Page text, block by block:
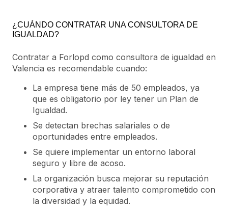
¿CUÁNDO CONTRATAR UNA CONSULTORA DE
IGUALDAD?
Contratar a Forlopd como consultora de igualdad en
Valencia es recomendable cuando:
La empresa tiene más de 50 empleados, ya
que es obligatorio por ley tener un Plan de
Igualdad.
Se detectan brechas salariales o de
oportunidades entre empleados.
Se quiere implementar un entorno laboral
seguro y libre de acoso.
La organización busca mejorar su reputación
corporativa y atraer talento comprometido con
la diversidad y la equidad.